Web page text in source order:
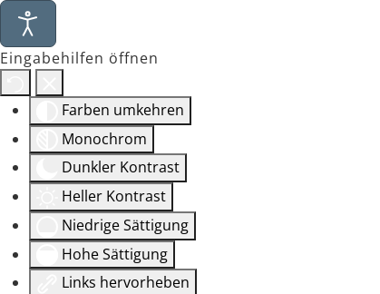
Eingabehilfen öffnen
Farben umkehren
Monochrom
Dunkler Kontrast
Heller Kontrast
Niedrige Sättigung
Hohe Sättigung
Links hervorheben